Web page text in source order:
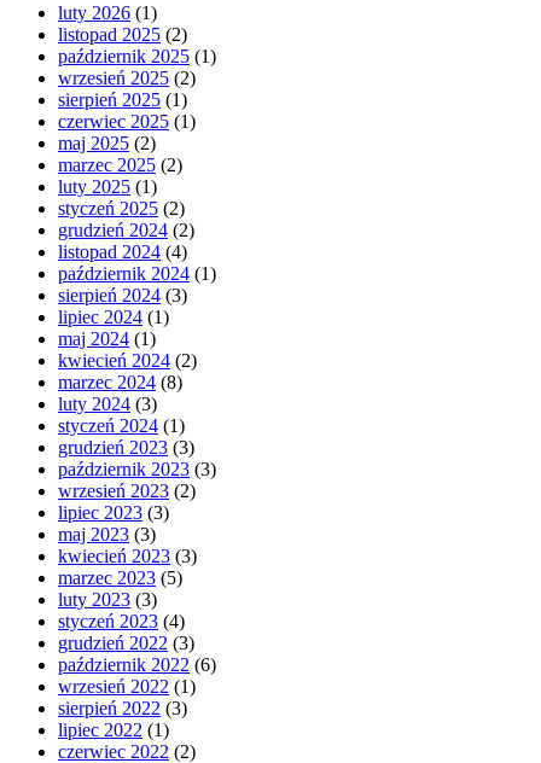
luty 2026 (1)
listopad 2025 (2)
październik 2025 (1)
wrzesień 2025 (2)
sierpień 2025 (1)
czerwiec 2025 (1)
maj 2025 (2)
marzec 2025 (2)
luty 2025 (1)
styczeń 2025 (2)
grudzień 2024 (2)
listopad 2024 (4)
październik 2024 (1)
sierpień 2024 (3)
lipiec 2024 (1)
maj 2024 (1)
kwiecień 2024 (2)
marzec 2024 (8)
luty 2024 (3)
styczeń 2024 (1)
grudzień 2023 (3)
październik 2023 (3)
wrzesień 2023 (2)
lipiec 2023 (3)
maj 2023 (3)
kwiecień 2023 (3)
marzec 2023 (5)
luty 2023 (3)
styczeń 2023 (4)
grudzień 2022 (3)
październik 2022 (6)
wrzesień 2022 (1)
sierpień 2022 (3)
lipiec 2022 (1)
czerwiec 2022 (2)